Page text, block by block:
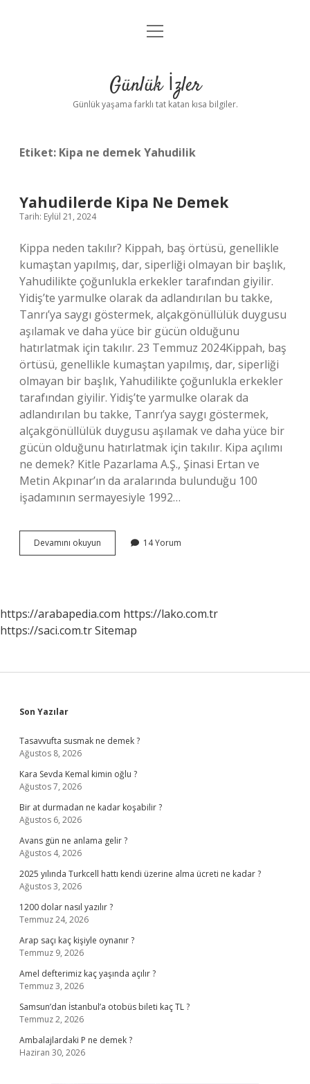
Anasayfa
Yasal Uyarı
menüyü
Günlük İzler
Günlük yaşama farklı tat katan kısa bilgiler.
Etiket: Kipa ne demek Yahudilik
Yahudilerde Kipa Ne Demek
Tarih: Eylül 21, 2024
Kippa neden takılır? Kippah, baş örtüsü, genellikle
kumaştan yapılmış, dar, siperliği olmayan bir başlık,
Yahudilikte çoğunlukla erkekler tarafından giyilir.
Yidiş’te yarmulke olarak da adlandırılan bu takke,
Tanrı’ya saygı göstermek, alçakgönüllülük duygusu
aşılamak ve daha yüce bir gücün olduğunu
hatırlatmak için takılır. 23 Temmuz 2024Kippah, baş
örtüsü, genellikle kumaştan yapılmış, dar, siperliği
olmayan bir başlık, Yahudilikte çoğunlukla erkekler
tarafından giyilir. Yidiş’te yarmulke olarak da
adlandırılan bu takke, Tanrı’ya saygı göstermek,
alçakgönüllülük duygusu aşılamak ve daha yüce bir
gücün olduğunu hatırlatmak için takılır. Kipa açılımı
ne demek? Kitle Pazarlama A.Ş., Şinasi Ertan ve
Metin Akpınar’ın da aralarında bulunduğu 100
işadamının sermayesiyle 1992…
Devamını okuyun Yahudilerde
Kipa
14 Yorum
https://arabapedia.com https://lako.com.tr
https://saci.com.trSitemap
Sidebar
Son Yazılar
Tasavvufta susmak ne demek ?
Ağustos 8, 2026
Kara Sevda Kemal kimin oğlu ?
Ağustos 7, 2026
Bir at durmadan ne kadar koşabilir ?
Ağustos 6, 2026
Avans gün ne anlama gelir ?
Ağustos 4, 2026
2025 yılında Turkcell hattı kendi üzerine alma ücreti ne kadar ?
Ağustos 3, 2026
1200 dolar nasıl yazılır ?
Temmuz 24, 2026
Arap saçı kaç kişiyle oynanır ?
Temmuz 9, 2026
Amel defterimiz kaç yaşında açılır ?
Temmuz 3, 2026
Samsun’dan İstanbul’a otobüs bileti kaç TL ?
Temmuz 2, 2026
Ambalajlardaki P ne demek ?
Haziran 30, 2026